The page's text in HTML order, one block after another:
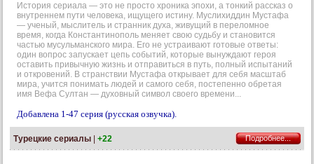
История сериала — это не просто хроника эпохи, а тонкий рассказ о
внутреннем пути человека, ищущего истину. Муслихиддин Мустафа
— ученый, мыслитель и странник духа, живущий в переломное
время, когда Константинополь меняет свою судьбу и становится
частью мусульманского мира. Его не устраивают готовые ответы:
один вопрос запускает цепь событий, которые вынуждают героя
оставить привычную жизнь и отправиться в путь, полный испытаний
и откровений. В странствии Мустафа открывает для себя масштаб
мира, учится понимать людей и самого себя, постепенно обретая
имя Вефа Султан — духовный символ своего времени...
Добавлена 1-47 серия (русская озвучка).
Турецкие сериалы +22 Подробнее...